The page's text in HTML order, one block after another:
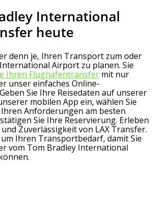
International
heute
denn je, Ihren Transport zum oder
Airport zu planen. Sie
Ihren Flughafentransfer mit nur
unser einfaches Online-
Sie Ihre Reisedaten auf unserer
mobilen App ein, wählen Sie
Ihren Anforderungen am besten
Sie Ihre Reservierung. Erleben
Zuverlässigkeit von LAX Transfer.
Ihren Transportbedarf, damit Sie
vom Tom Bradley International